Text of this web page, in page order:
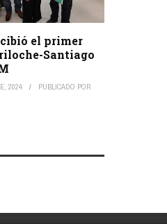
el primer
Santiago
2024 PUBLICADO POR